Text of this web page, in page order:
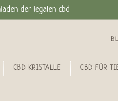
der legalen cbd
CBD KRISTALLE CBD FÜR